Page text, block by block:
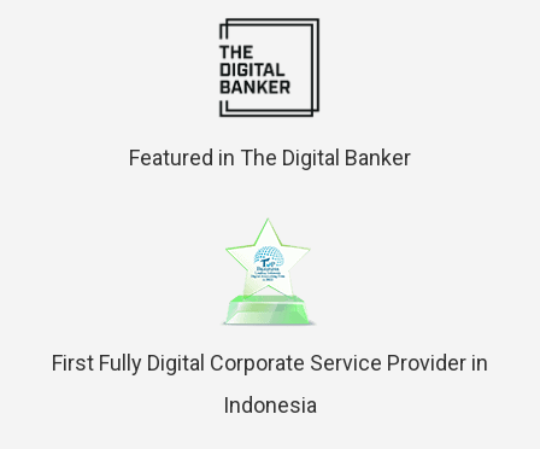
Featured in The Digital Banker
First Fully Digital Corporate Service Provider in
Indonesia